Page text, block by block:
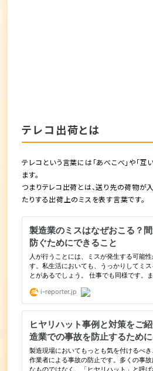
テレコ出荷とは
テレコという言葉には「あべこべ」や「互
ます。
つまりテレコ出荷とは、送り先の荷物が
たりする出荷上のミス を表す言葉です。